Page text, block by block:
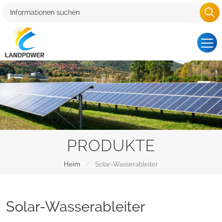
PRODUKTE
Heim / Solar-Wasserableiter
Solar-Wasserableiter